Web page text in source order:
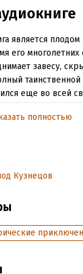
является
его
завесу,
еще во всей
Аполлонович
Байкова
Николая
полностью
Кузнецов